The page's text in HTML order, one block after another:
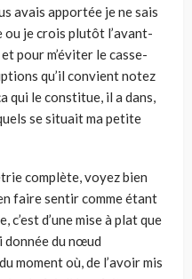
avais apportée je ne sais
je crois plutôt l’avant-
pour m’éviter le casse-
qu’il convient notez
qui le constitue, il a dans,
se situait ma petite
complète, voyez bien
faire sentir comme étant
c’est d’une mise à plat que
donnée du nœud
moment où, de l’avoir mis